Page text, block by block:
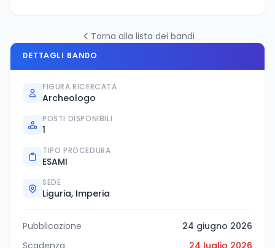
Torna alla lista dei bandi
DETTAGLI BANDO
FIGURA RICERCATA
Archeologo
POSTI DISPONIBILI
1
TIPO PROCEDURA
ESAMI
SEDE
Liguria, Imperia
Pubblicazione
24 giugno 2026
Scadenza
24 luglio 2026